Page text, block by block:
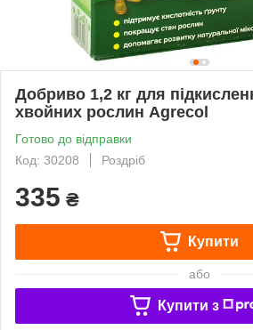
Добриво 1,2 кг для
хвойних рослин Agrecol
Готово до відправки
Код: 30208
Роздріб
335 ₴
Купити
або
Купити з